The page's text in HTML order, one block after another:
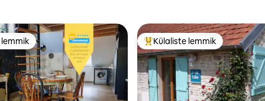
Külaliste suur lemmik
Külaliste lemmik